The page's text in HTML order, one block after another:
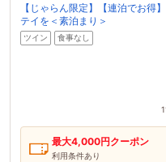
【じゃらん限定】【連泊でお得
テイを＜素泊まり＞
ツイン 食事なし
最大4,000円クーポン
利用条件あり